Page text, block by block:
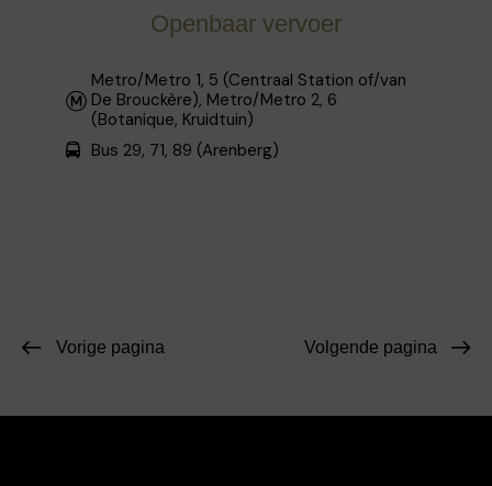
Openbaar vervoer
Metro/Metro 1, 5 (Centraal Station of/van
De Brouckère), Metro/Metro 2, 6
(Botanique, Kruidtuin)
Bus 29, 71, 89 (Arenberg)
Vorige pagina Volgende pagina